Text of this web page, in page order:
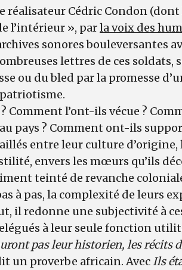
réalisateur Cédric Condon
l’intérieur », parla voix des
sonores bouleversantes
lettres de ces soldats,
ou du bled par la promesse
Comment l’ont-ils vécue ?
pays ? Comment ont-ils
entre leur culture d’origine,
envers les mœurs qu’ils
teinté de revanche
à pas, la complexité de leurs
il redonne une subjectivité à
à leur seule fonction
pas leur historien, les récits
un proverbe africain. AvecIls